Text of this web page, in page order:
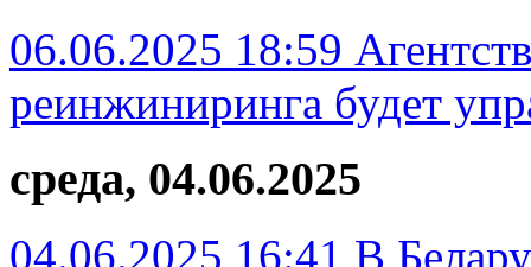
06.06.2025 18:59
реинжиниринга будет
среда, 04.06.2025
04.06.2025 16:41 В